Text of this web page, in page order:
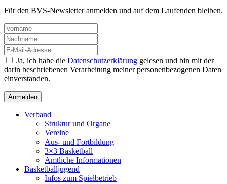
Für den BVS-Newsletter anmelden und auf dem Laufenden bleiben.
Ja, ich habe die Datenschutzerklärung gelesen und bin mit der
darin beschriebenen Verarbeitung meiner personenbezogenen Daten
einverstanden.
Verband
Struktur und Organe
Vereine
Aus- und Fortbildung
3×3 Basketball
Amtliche Informationen
Basketballjugend
Infos zum Spielbetrieb